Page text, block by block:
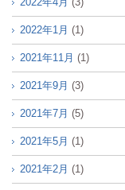
2022年1月 (1)
2021年11月 (1)
2021年9月 (3)
2021年7月 (5)
2021年5月 (1)
2021年2月 (1)